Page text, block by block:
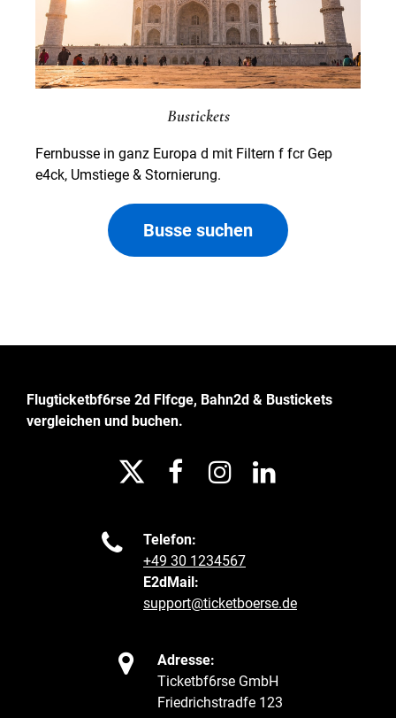
Bustickets
Fernbusse in ganz Europa d mit Filtern f fcr Gep
e4ck, Umstiege & Stornierung.
Busse suchen
Flugticketbf6rse 2d Flfcge, Bahn2d & Bustickets
vergleichen und buchen.
   

Telefon:
+49 30 1234567
E2dMail:
support@ticketboerse.de

Adresse:
Ticketbf6rse GmbH
Friedrichstradfe 123